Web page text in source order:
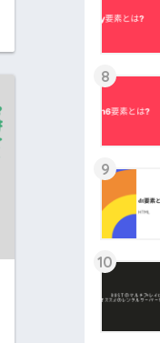
8
9
10